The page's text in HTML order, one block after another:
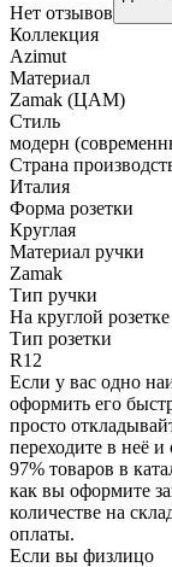
Нет отзывов
Коллекция
Azimut
Материал
Zamak (ЦАМ)
Стиль
модерн
Страна
Италия
Форма розетки
Круглая
Материал ручки
Zamak
Тип ручки
На круглой розетке
Тип розетки
R12
Если у вас одно
оформить его
просто
переходите в неё и
97% товаров в
как вы оформите
количестве на
оплаты.
Если вы физлицо